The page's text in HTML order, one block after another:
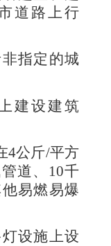
道路上行
指定的城
建设建筑
4公斤/平方
道、 10千
易燃易爆
设施上设